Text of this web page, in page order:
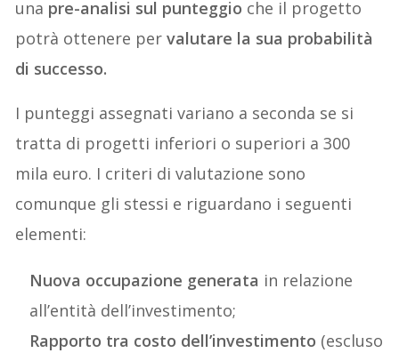
una pre-analisi sul punteggio che il progetto
potrà ottenere pervalutare la sua probabilità
di successo.
I punteggi assegnati variano a seconda se si
tratta di progetti inferiori o superiori a 300
mila euro. I criteri di valutazione sono
comunque gli stessi e riguardano i seguenti
elementi:
Nuova occupazione generata in relazione
all’entità dell’investimento;
Rapporto tra costo dell’investimento (escluso